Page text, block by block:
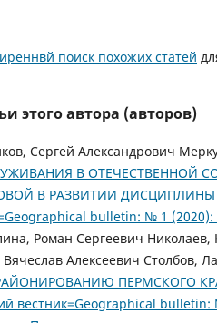
поиск похожих статей
этого автора (авторов)
Сергей Александрович
В ОТЕЧЕСТВЕННОЙ
В РАЗВИТИИ
bulletin: № 1
Роман Сергеевич
Алексеевич Столбов,
ПЕРМСКОГО
вестник=Geographical